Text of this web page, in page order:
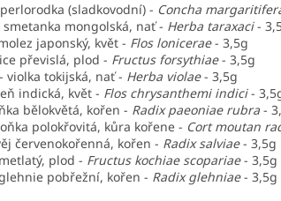
perlorodka (sladkovodní) - Concha
smetanka mongolská, nať - Herba taraxaci -
japonský, květ - Flos lonicerae - 3,5g
převislá, plod - Fructus forsythiae - 3,5g
- violka tokijská, nať - Herba violae - 3,5g
indická, květ - Flos chrysanthemi indici -
bělokvětá, kořen - Radix paeoniae rubra -
polokřovitá, kůra kořene - Cort moutan
červenokořenná, kořen - Radix salviae - 3,5g
plod - Fructus kochiae scopariae- 3,5g
pobřežní, kořen - Radix glehniae- 3,5g